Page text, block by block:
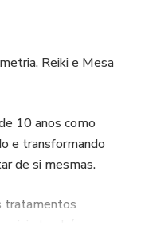
Reiki e Mesa
10 anos como
e transformando
de si mesmas.
tratamentos